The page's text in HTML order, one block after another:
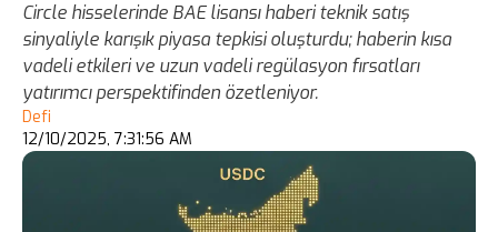
Circle hisselerinde BAE lisansı haberi teknik satış
sinyaliyle karışık piyasa tepkisi oluşturdu; haberin kısa
vadeli etkileri ve uzun vadeli regülasyon fırsatları
yatırımcı perspektifinden özetleniyor.
Defi
12/10/2025, 7:31:56 AM